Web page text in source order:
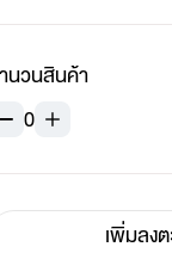
นวนสินค้า
0
เพิ่มลง